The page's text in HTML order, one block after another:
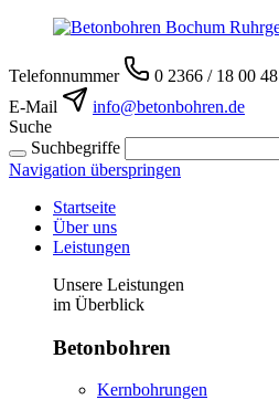
Telefonnummer
0 2366 / 18 00 48
E-Mail
info@betonbohren.de
Suche
Suchbegriffe
Navigation überspringen
Startseite
Über uns
Leistungen
Unsere Leistungen
im Überblick
Betonbohren
Kernbohrungen